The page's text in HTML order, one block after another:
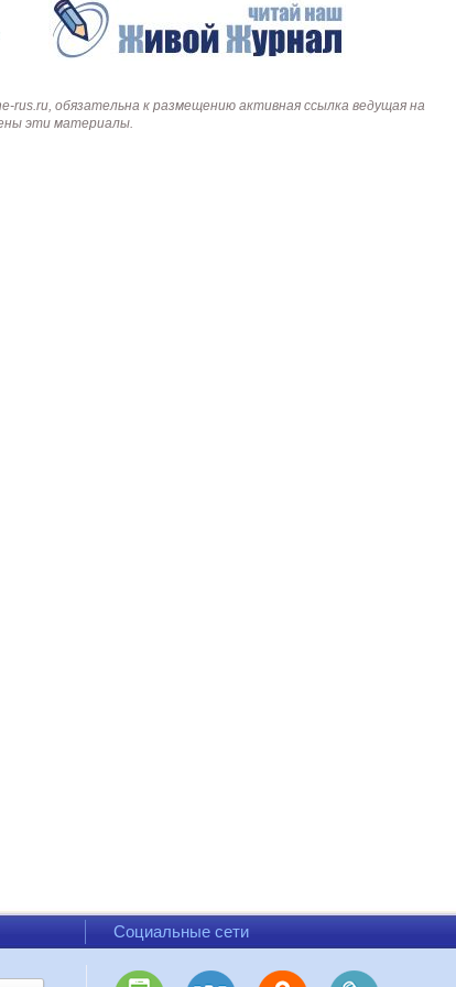
обязательна к размещению активная ссылка ведущая на
эти материалы.
Социальные сети